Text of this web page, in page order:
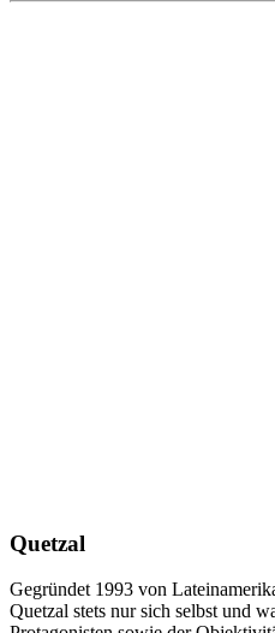
Quetzal
Gegründet 1993 von
Quetzal stets nur sich selbst und